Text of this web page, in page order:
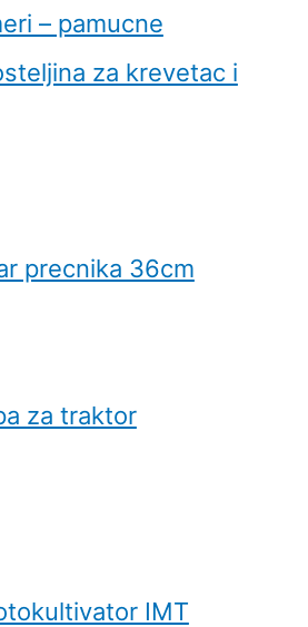
– pamucne
za krevetac i
precnika 36cm
za traktor
IMT